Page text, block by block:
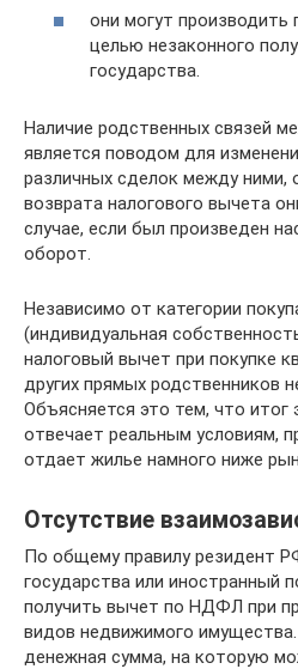
они могут производить
целью незаконного
государства.
Наличие родственных связей
является поводом для
различных сделок между ними,
возврата налогового вычета
случае, если был произведен
оборот.
Независимо от категории
(индивидуальная
налоговый вычет при покупке
других прямых родственников
Объясняется это тем, что итог
отвечает реальным условиям,
отдает жилье намного ниже
Отсутствие
По общему правилу резидент
государства или иностранный
получить вычет по НДФЛ при
видов недвижимого
денежная сумма, на которую